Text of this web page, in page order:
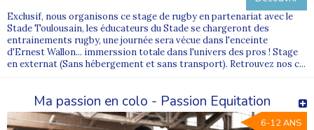
Exclusif, nous organisons ce stage de rugby en partenariat avec le
Stade Toulousain, les éducateurs du Stade se chargeront des
entrainements rugby, une journée sera vécue dans l'enceinte
d'Ernest Wallon... immerssion totale dans l'univers des pros ! Stage
en externat (Sans hébergement et sans transport). Retrouvez nos c...
Ma passion en colo - Passion Equitation
6-12 ANS